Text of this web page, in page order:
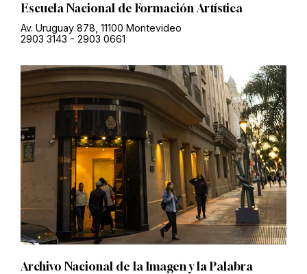
Escuela Nacional de Formación Artística
Av. Uruguay 878, 11100 Montevideo
2903 3143 - 2903 0661
Archivo Nacional de la Imagen y la Palabra